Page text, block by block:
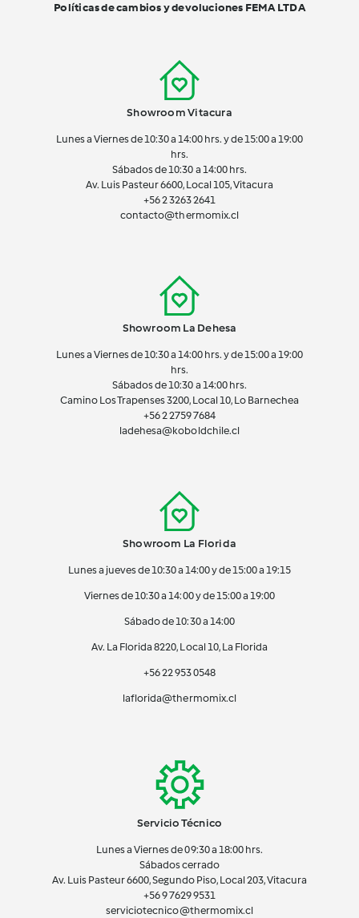
Showroom Vitacura
Lunes a Viernes de 10:30 a 14:00 hrs. y de 15:00 a 19:00
hrs.
Sábados de 10:30 a 14:00 hrs.
Av. Luis Pasteur 6600, Local 105, Vitacura
+56 2 3263 2641
contacto@thermomix.cl
Showroom La Dehesa
Lunes a Viernes de 10:30 a 14:00 hrs. y de 15:00 a 19:00
hrs.
Sábados de 10:30 a 14:00 hrs.
Camino Los Trapenses 3200, Local 10, Lo Barnechea
+56 22759 7684
ladehesa@koboldchile.cl
Showroom La Florida
Lunes a jueves de 10:30 a 14:00 y de 15:00 a 19:15
Viernes de 10:30 a 14:00 y de 15:00 a 19:00
Sábado de 10:30 a 14:00
Av. La Florida 8220, Local 10, La Florida
+56 22 953 0548
laflorida@thermomix.cl
Servicio Técnico
Lunes a Viernes de 09:30 a 18:00 hrs.
Sábados cerrado
Av. Luis Pasteur 6600, Segundo Piso, Local 203, Vitacura
+56 9 7629 9531
serviciotecnico@thermomix.cl
Políticas de cambios y devoluciones FEMA LTDA